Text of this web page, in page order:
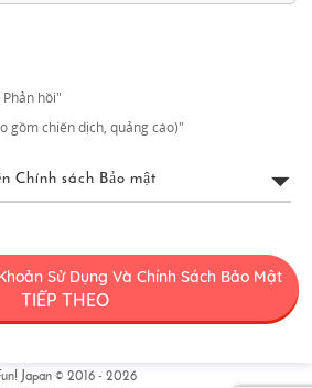
hồi"
gồm chiến dịch, quảng cáo)"
Chính sách Bảo mật
bất kỳ lý do nào sau này) (“Trang Web”),
Sử Dụng Và Chính Sách Bảo Mật
TIẾP THEO
Japan © 2016 - 2026